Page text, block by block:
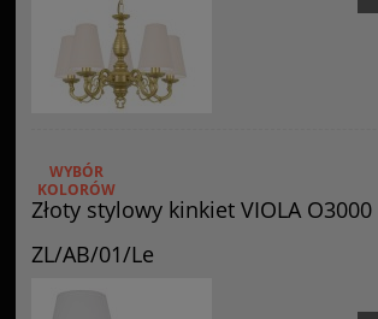
Złoty stylowy kinkiet VIOLA O3000
ZL/AB/01/Le
WYBÓR
KOLORÓW